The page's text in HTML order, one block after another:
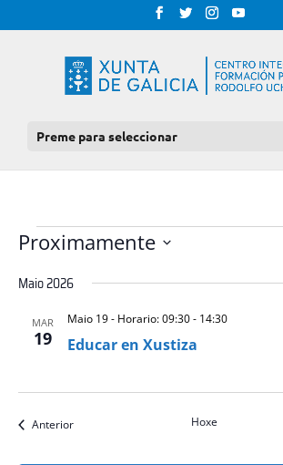
Preme para seleccionar
EVENTOS
Proximamente
date.
Maio 2026
MAR
19 Educar en Xustiza
Maio 19 - Horario: 09:30- 14:30
Anterioreventos Hoxe